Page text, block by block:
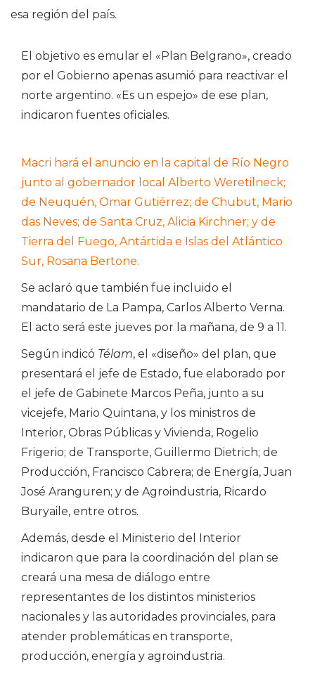
esa región del país.
El objetivo es emular el «Plan Belgrano», creado
por el Gobierno apenas asumió para reactivar el
norte argentino. «Es un espejo» de ese plan,
indicaron fuentes oficiales.
Macri hará el anuncio en la capital de Río Negro
junto al gobernador local Alberto Weretilneck;
de Neuquén, Omar Gutiérrez; de Chubut, Mario
das Neves; de Santa Cruz, Alicia Kirchner; y de
Tierra del Fuego, Antártida e Islas del Atlántico
Sur, Rosana Bertone.
Se aclaró que también fue incluido el
mandatario de La Pampa, Carlos Alberto Verna.
El acto será este jueves por la mañana, de 9 a 11.
Según indicó Télam, el «diseño» del plan, que
presentará el jefe de Estado, fue elaborado por
el jefe de Gabinete Marcos Peña, junto a su
vicejefe, Mario Quintana, y los ministros de
Interior, Obras Públicas y Vivienda, Rogelio
Frigerio; de Transporte, Guillermo Dietrich; de
Producción, Francisco Cabrera; de Energía, Juan
José Aranguren; y de Agroindustria, Ricardo
Buryaile, entre otros.
Además, desde el Ministerio del Interior
indicaron que para la coordinación del plan se
creará una mesa de diálogo entre
representantes de los distintos ministerios
nacionales y las autoridades provinciales, para
atender problemáticas en transporte,
producción, energía y agroindustria.